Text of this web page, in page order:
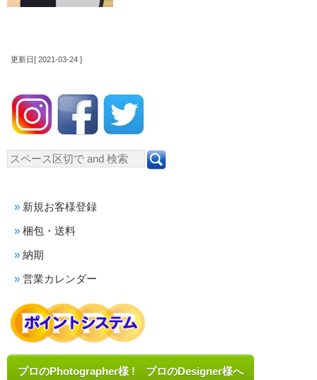
更新日[ 2021-03-24 ]
新規お客様登録
梱包・送料
納期
営業カレンダー
プロのPhotographer様 ! プロのDesigner様へ